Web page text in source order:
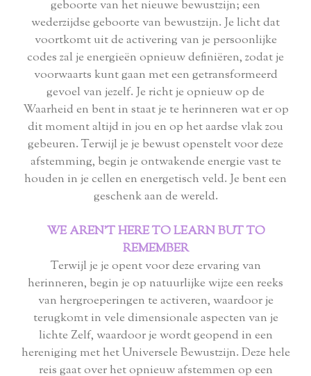
geboorte van het nieuwe bewustzijn; een
wederzijdse geboorte van bewustzijn. Je licht dat
voortkomt uit de activering van je persoonlijke
codes zal je energieën opnieuw definiëren, zodat je
voorwaarts kunt gaan met een getransformeerd
gevoel van jezelf. Je richt je opnieuw op de
Waarheid en bent in staat je te herinneren wat er op
dit moment altijd in jou en op het aardse vlak zou
gebeuren. Terwijl je je bewust openstelt voor deze
afstemming, begin je ontwakende energie vast te
houden in je cellen en energetisch veld. Je bent een
geschenk aan de wereld.
WE AREN'T HERE TO LEARN BUT TO
REMEMBER
Terwijl je je opent voor deze ervaring van
herinneren, begin je op natuurlijke wijze een reeks
van hergroeperingen te activeren, waardoor je
terugkomt in vele dimensionale aspecten van je
lichte Zelf, waardoor je wordt geopend in een
hereniging met het Universele Bewustzijn. Deze hele
reis gaat over het opnieuw afstemmen op een